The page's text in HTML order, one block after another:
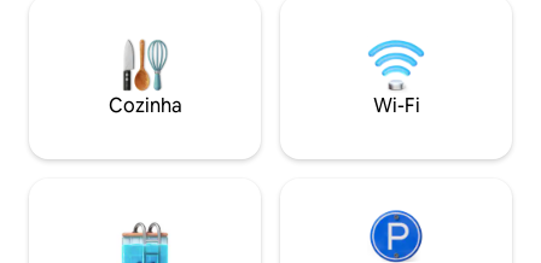
atrações como a Catedral de Osijek (1,5
km), Praça Ante Starčević (1,3 km) e
Fortaleza Tvrđa (2,5 km), etc. Perfeito
para a sua estadia inesquecível!
apenas uma
seus
longo do rio -
melhor aliado em
Cozinha Wi-Fi